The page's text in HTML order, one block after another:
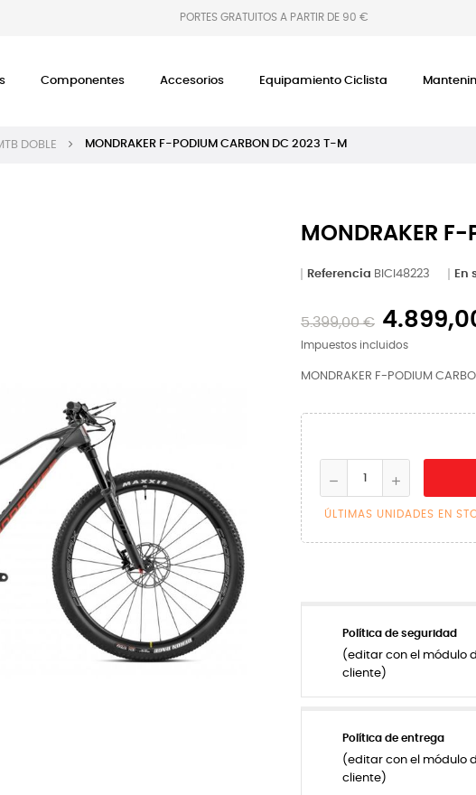
PORTES GRATUITOS A PARTIR DE 90 €
Componentes Accesorios Equipamiento Ciclista
DOBLE MONDRAKER F-PODIUM CARBON DC 2023 T-M
MONDRAKER
Referencia BICI48223 En
5.399,00 €
Impuestos incluidos
MONDRAKER F-PODIUM
ÚLTIMAS UNIDADES EN
Política de seguridad
(editar con el módulo
cliente)
Política de entrega
(editar con el módulo
cliente)